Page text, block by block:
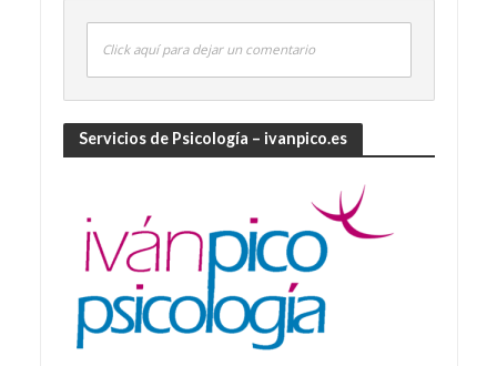
Click aquí para dejar un comentario
Servicios de Psicología – ivanpico.es